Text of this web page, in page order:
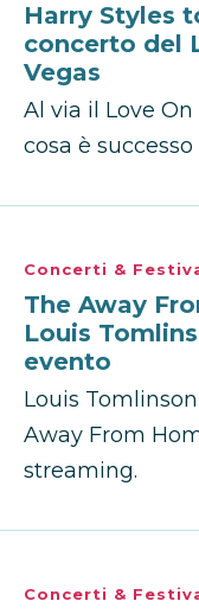
Harry Styles
concerto del
Vegas
Al via il Love On
cosa è
Concerti &
The Away
Louis
evento
Louis
Away From
streaming.
Concerti &